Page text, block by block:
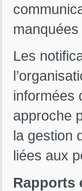
Les
informées
approche
la gestion
liées aux
Rapports